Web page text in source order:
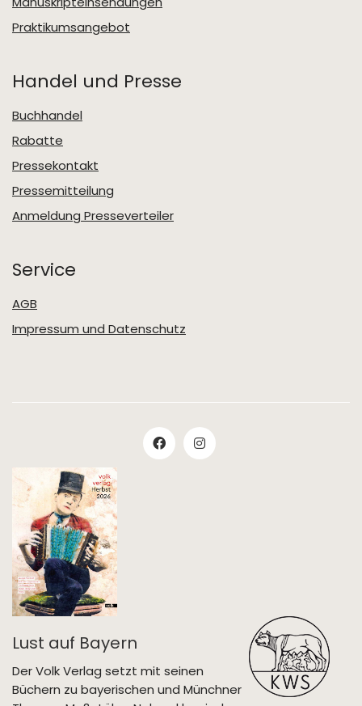
Praktikumsangebot
Handel und Presse
Buchhandel
Rabatte
Pressekontakt
Pressemitteilung
Anmeldung Presseverteiler
Service
AGB
Impressum und Datenschutz
Lust auf Bayern
Der Volk Verlag setzt mit seinen
Büchern zu bayerischen und Münchner